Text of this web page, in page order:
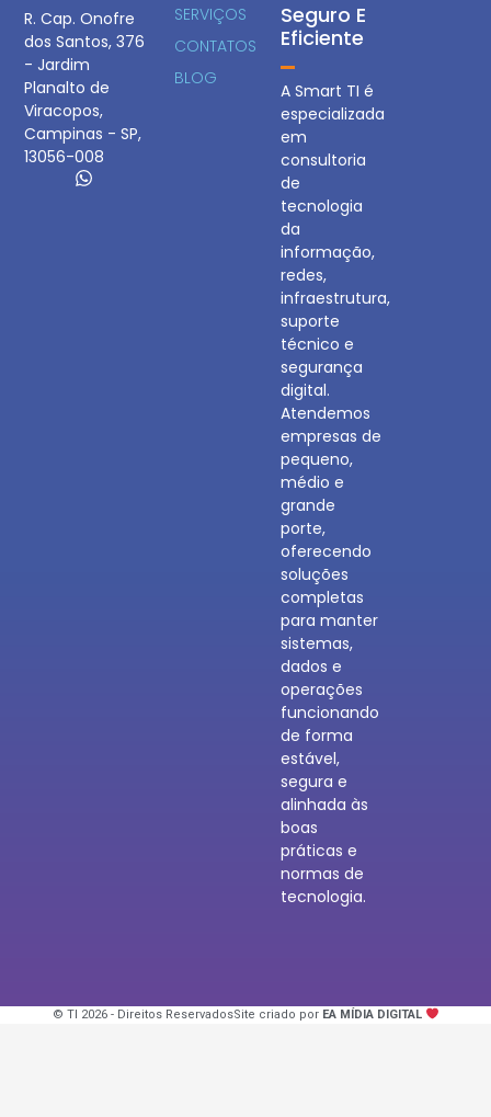
R. Cap. Onofre
dos Santos, 376
- Jardim
Planalto de
Viracopos,
Campinas - SP,
13056-008
Seguro E
Eficiente
A Smart TI é
especializada
em
consultoria
de
tecnologia
da
informação,
redes,
infraestrutura,
suporte
técnico e
segurança
digital.
Atendemos
empresas de
pequeno,
médio e
grande
porte,
oferecendo
soluções
completas
para manter
sistemas,
dados e
operações
funcionando
de forma
estável,
segura e
alinhada às
boas
práticas e
normas de
tecnologia.
SERVIÇOS
CONTATOS
BLOG
© TI 2026 - Direitos ReservadosSite criado por EA MÍDIA DIGITAL